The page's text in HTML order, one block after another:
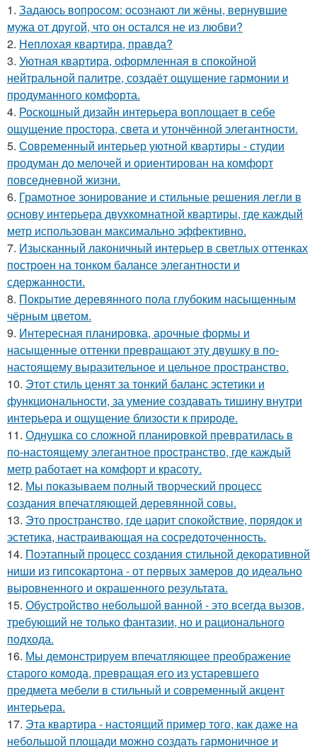
1. Задаюсь вопросом: осознают ли жёны, вернувшие
мужа от другой, что он остался не из любви?
2. Неплохая квартира, правда?
3. Уютная квартира, оформленная в спокойной
нейтральной палитре, создаёт ощущение гармонии и
продуманного комфорта.
4. Роскошный дизайн интерьера воплощает в себе
ощущение простора, света и утончённой элегантности.
5. Современный интерьер уютной квартиры - студии
продуман до мелочей и ориентирован на комфорт
повседневной жизни.
6. Грамотное зонирование и стильные решения легли в
основу интерьера двухкомнатной квартиры, где каждый
метр использован максимально эффективно.
7. Изысканный лаконичный интерьер в светлых оттенках
построен на тонком балансе элегантности и
сдержанности.
8. Покрытие деревянного пола глубоким насыщенным
чёрным цветом.
9. Интересная планировка, арочные формы и
насыщенные оттенки превращают эту двушку в по-
настоящему выразительное и цельное пространство.
10. Этот стиль ценят за тонкий баланс эстетики и
функциональности, за умение создавать тишину внутри
интерьера и ощущение близости к природе.
11. Однушка со сложной планировкой превратилась в
по-настоящему элегантное пространство, где каждый
метр работает на комфорт и красоту.
12. Мы показываем полный творческий процесс
создания впечатляющей деревянной совы.
13. Это пространство, где царит спокойствие, порядок и
эстетика, настраивающая на сосредоточенность.
14. Поэтапный процесс создания стильной декоративной
ниши из гипсокартона - от первых замеров до идеально
выровненного и окрашенного результата.
15. Обустройство небольшой ванной - это всегда вызов,
требующий не только фантазии, но и рационального
подхода.
16. Мы демонстрируем впечатляющее преображение
старого комода, превращая его из устаревшего
предмета мебели в стильный и современный акцент
интерьера.
17. Эта квартира - настоящий пример того, как даже на
небольшой площади можно создать гармоничное и